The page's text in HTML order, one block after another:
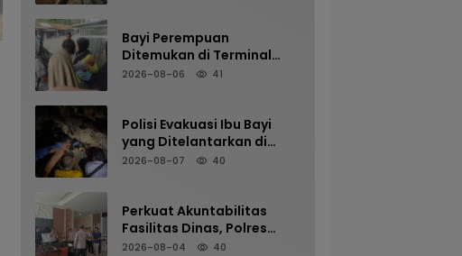
Bayi Perempuan
Ditemukan di Terminal
Kalipucang, Polisi Telusuri
2026-08-06 41
Polisi Evakuasi Ibu Bayi
yang Ditelantarkan di
Terminal Kalipucang dari
2026-08-07 40
Perkuat Akuntabilitas
Fasilitas Dinas, Polres
Pangandaran Gelar
2026-08-04 40